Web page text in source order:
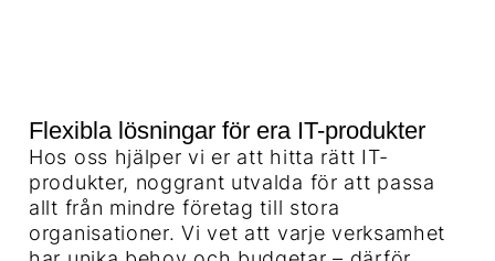
Flexibla lösningar för era IT-produkter
Hos oss hjälper vi er att hitta rätt IT-
produkter, noggrant utvalda för att passa
allt från mindre företag till stora
organisationer. Vi vet att varje verksamhet